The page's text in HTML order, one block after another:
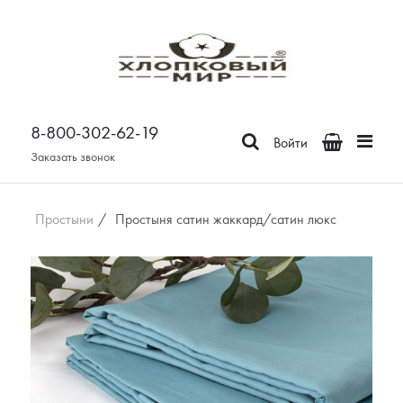
8-800-302-62-19
Заказать звонок
Войти
Постельное белье
Поплин
Сатин
Зима-Лето из бязи
Зима-Лето из поплина
Сатин Премьер
Страйп - сатин
Отдельные предметы
Наволочки
Простыни
Простыни / Простыня сатин жаккард/сатин люкс